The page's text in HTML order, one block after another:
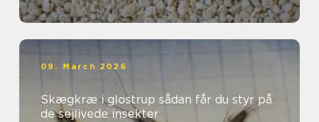
09. March 2026
Skægkræ i glostrup sådan får du styr på
de sejlivede insekter